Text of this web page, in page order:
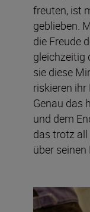
freuten, ist
geblieben.
die Freude
gleichzeitig
sie diese
riskieren ihr
Genau das
und dem
das trotz all
über